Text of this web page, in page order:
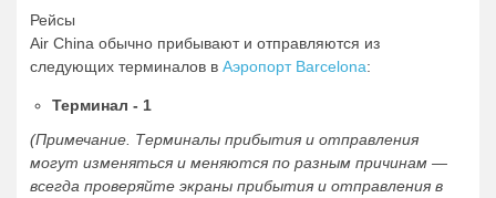
Рейсы
Air China обычно прибывают и отправляются из
следующих терминалов в Аэропорт Barcelona:
Терминал - 1
(Примечание. Терминалы прибытия и отправления
могут изменяться и меняются по разным причинам —
всегда проверяйте экраны прибытия и отправления в